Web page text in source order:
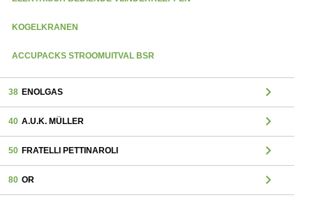
KOGELKRANEN
ACCUPACKS STROOMUITVAL BSR
38 ENOLGAS chevron_right
40 A.U.K. MÜLLER chevron_right
50 FRATELLI PETTINAROLI chevron_right
80 OR chevron_right